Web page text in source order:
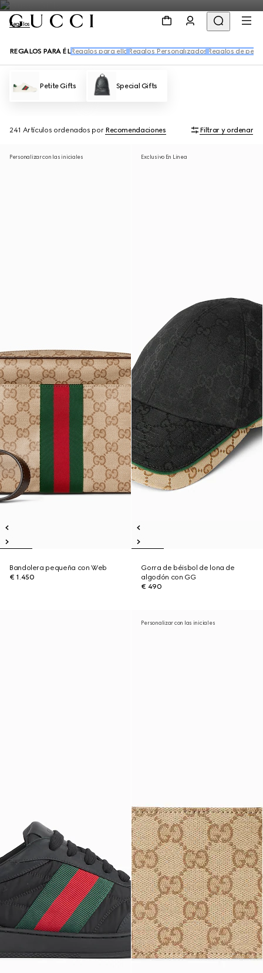
Regalos
REGALOS PARA ÉLRegalos para ella Regalos Personalizados Regalos de
Petite Gifts Special Gifts
241 Artículos ordenados por Recomendaciones Filtrar y ordenar
Personalizar con las iniciales
Bandolera pequeña con Web
€ 1.450
Exclusivo En Línea
Gorra de béisbol de lona de
algodón con GG
€ 490
Personalizar con las iniciales